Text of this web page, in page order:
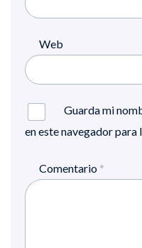
Web
Guarda mi
en este navegador
Comentario *